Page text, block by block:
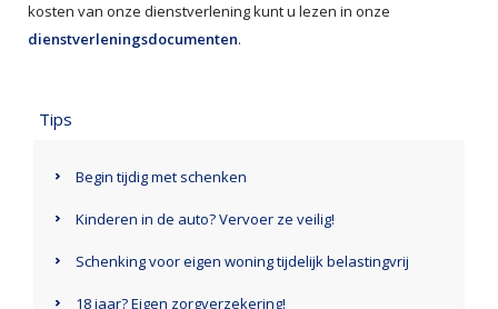
kosten van onze dienstverlening kunt u lezen in onze
dienstverleningsdocumenten.
Tips
Begin tijdig met schenken
Kinderen in de auto? Vervoer ze veilig!
Schenking voor eigen woning tijdelijk belastingvrij
18 jaar? Eigen zorgverzekering!